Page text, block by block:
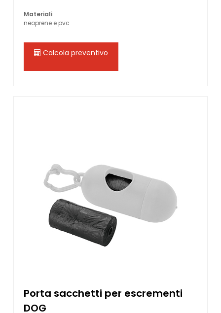
Materiali
neoprene e pvc
Calcola preventivo
Porta sacchetti per escrementi
DOG